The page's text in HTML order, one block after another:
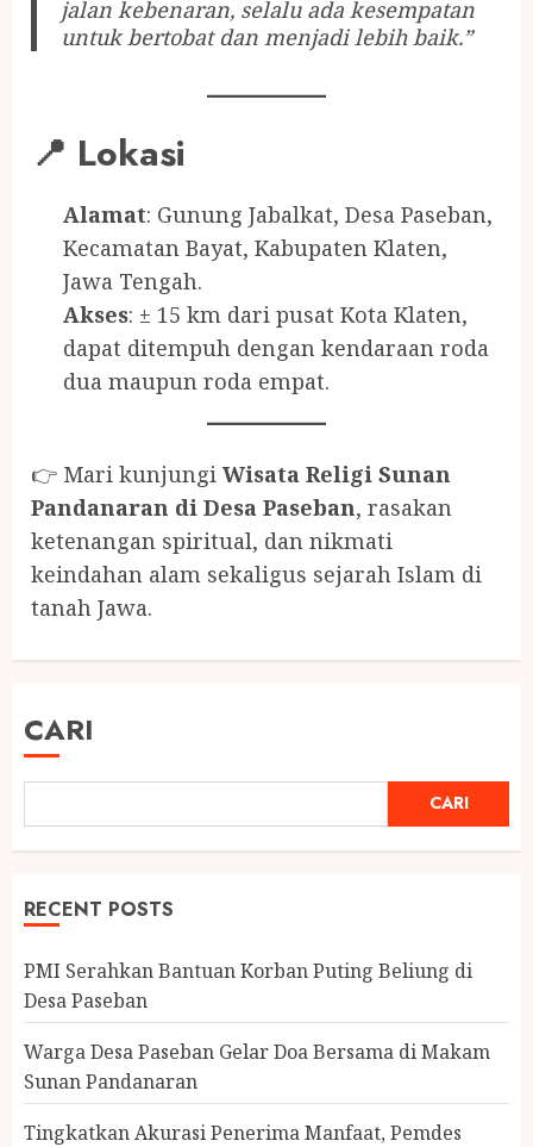
jalan kebenaran, selalu ada kesempatan
untuk bertobat dan menjadi lebih baik.”
📍 Lokasi
Alamat: Gunung Jabalkat, Desa Paseban,
Kecamatan Bayat, Kabupaten Klaten,
Jawa Tengah.
Akses: ± 15 km dari pusat Kota Klaten,
dapat ditempuh dengan kendaraan roda
dua maupun roda empat.
👉 Mari kunjungi Wisata Religi Sunan
Pandanaran di Desa Paseban, rasakan
ketenangan spiritual, dan nikmati
keindahan alam sekaligus sejarah Islam di
tanah Jawa.
CARI
CARI
RECENT POSTS
PMI Serahkan Bantuan Korban Puting Beliung di
Desa Paseban
Warga Desa Paseban Gelar Doa Bersama di Makam
Sunan Pandanaran
Tingkatkan Akurasi Penerima Manfaat, Pemdes